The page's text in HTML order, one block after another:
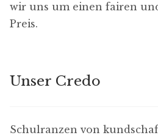
wir uns um einen fairen
Preis.
Unser Credo
Schulranzen von